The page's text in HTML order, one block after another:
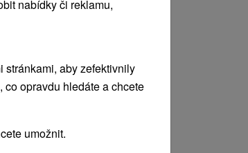
nabídky či reklamu,
stránkami, aby zefektivnily
opravdu hledáte a chcete
umožnit.